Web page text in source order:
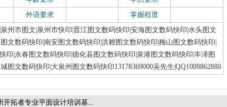
外语要求 掌握程度
州市图文|泉州市快印|晋江图文数码快印|安海图文数码快印|水头图文
文数码快印|南安图文数码快印|洪赖图文数码快印|梅山图文数码快印|
印|永春图文数码快印|德化县图文数码快印|泉港图文数码快印|丰泽图
图文数码快印|大泉州图文数码快印13178369000吴先生|QQ1009862880
开拓者专业平面设计培训基...